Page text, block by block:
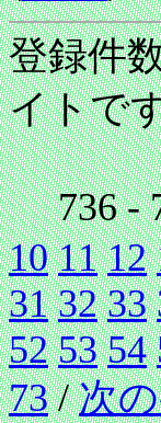
登録件
イトで
736 -
10 11 12
31 32 33
52 53 54
73/次